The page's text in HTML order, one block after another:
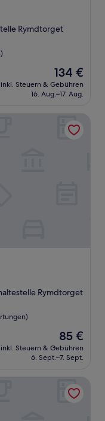
Rymdtorget
Der
Preis
beträgt
134 €
inkl. Steuern & Gebühren
16. Aug.–17. Aug.
Rymdtorget
Der
Preis
beträgt
85 €
inkl. Steuern & Gebühren
6. Sept.–7. Sept.